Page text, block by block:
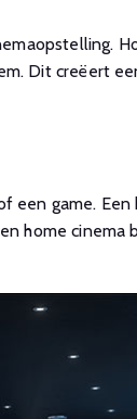
Dit creëert
game.
home